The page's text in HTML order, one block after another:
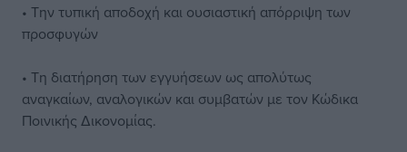
• Την τυπική αποδοχή και ουσιαστική απόρριψη των
προσφυγών
• Τη διατήρηση των εγγυήσεων ως απολύτως
αναγκαίων, αναλογικών και συμβατών με τον Κώδικα
Ποινικής Δικονομίας.